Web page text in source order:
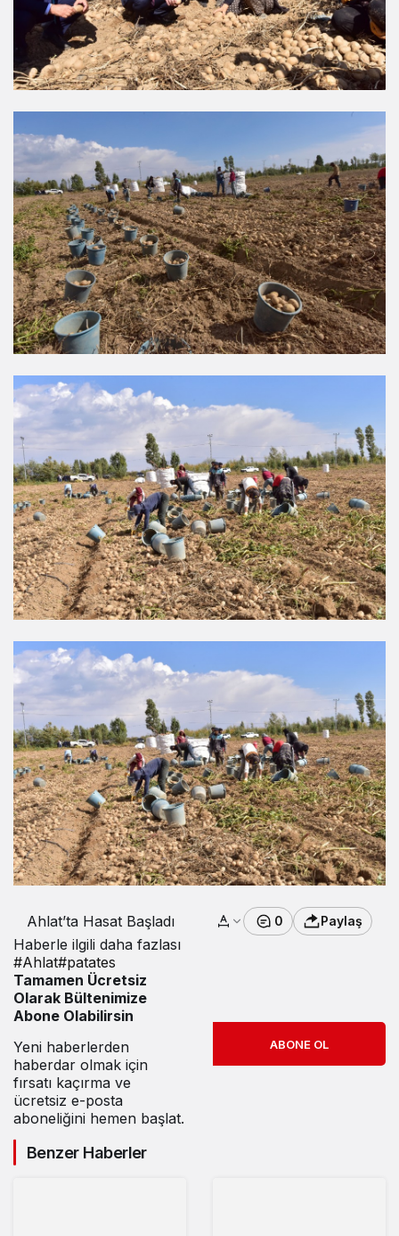
Ahlat’ta Hasat Başladı 0 Paylaş
Haberle ilgili daha fazlası
#Ahlat#patates
Tamamen Ücretsiz
Olarak Bültenimize
Abone Olabilirsin
Yeni haberlerden
haberdar olmak için
fırsatı kaçırma ve
ücretsiz e-posta
aboneliğini hemen başlat.
ABONE OL
Benzer Haberler